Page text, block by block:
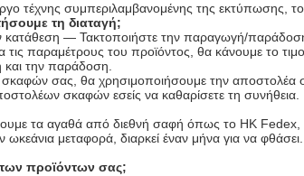
τέχνης συμπεριλαμβανομένης της εκτύπωσης,
τη διαταγή;
κατάθεση — Τακτοποιήστε την παραγωγή/
τις παραμέτρους του προϊόντος, θα κάνουμε το
την παράδοση.
σας, θα χρησιμοποιήσουμε την
σκαφών εσείς να καθαρίσετε τη συνήθεια.
τα αγαθά από διεθνή σαφή όπως το HK
μεταφορά, διαρκεί έναν μήνα για να
των προϊόντων σας;